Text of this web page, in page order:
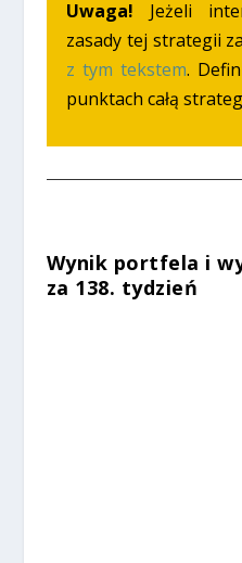
Uwaga! Jeżeli
zasady tej strategii
z tym tekstem.
punktach całą
Wynik portfela i
za 138. tydzień